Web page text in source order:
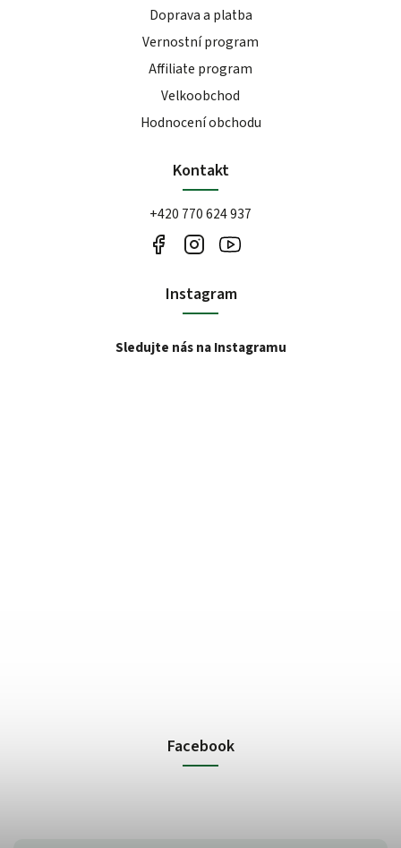
Doprava a platba
Vernostní program
Affiliate program
Velkoobchod
Hodnocení obchodu
Kontakt
+420 770 624 937
Instagram
Sledujte nás na Instagramu
Facebook